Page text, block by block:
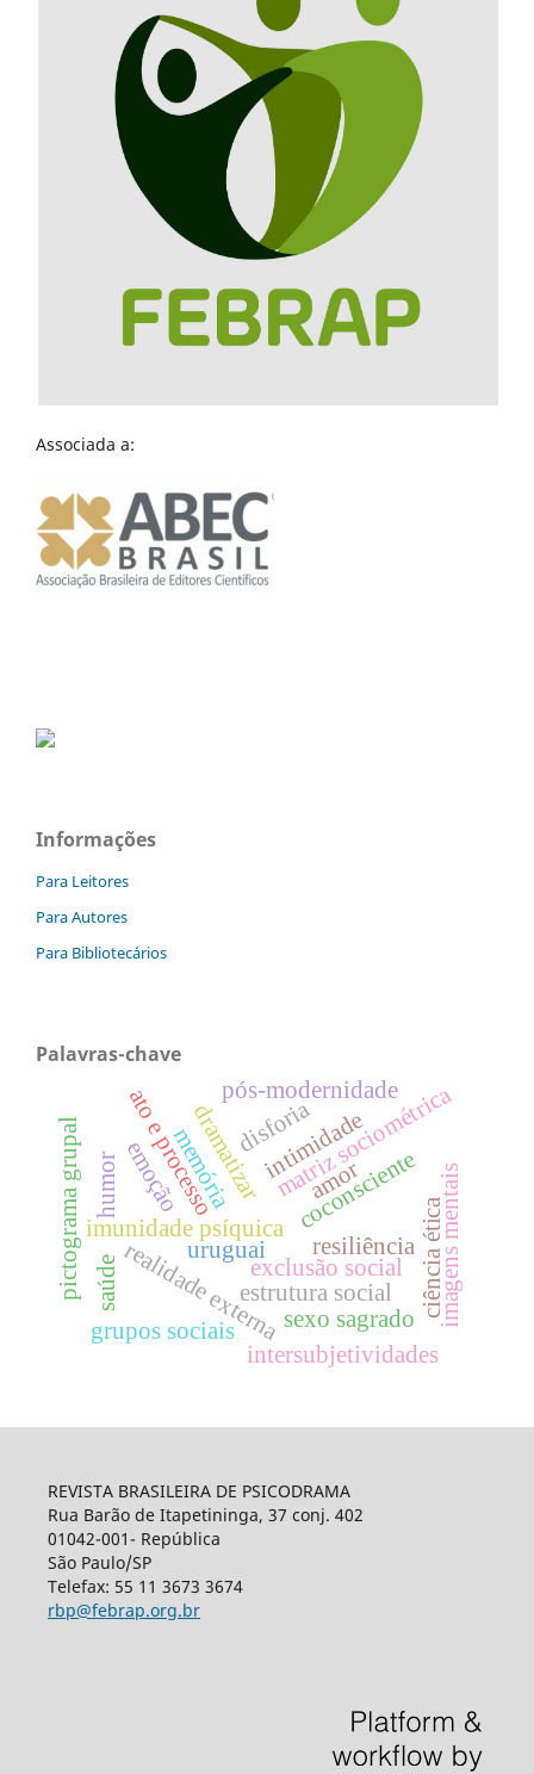
Associada a:
Informações
Para Leitores
Para Autores
Para Bibliotecários
Palavras-chave
exclusão social
imunidade psíquica
pictograma grupal dramatizarmatriz sociométrica
realidade externaestrutura social
amor
intimidade
pós-modernidade
resiliência
saúde
intersubjetividades
coconsciente
ato e processo
ciência ética
grupos sociais
uruguai
memória
emoção imagens mentais
sexo sagrado
disforia
humor
REVISTA BRASILEIRA DE PSICODRAMA
Rua Barão de Itapetininga, 37 conj. 402
01042-001- República
São Paulo/SP
Telefax: 55 11 3673 3674
rbp@febrap.org.br